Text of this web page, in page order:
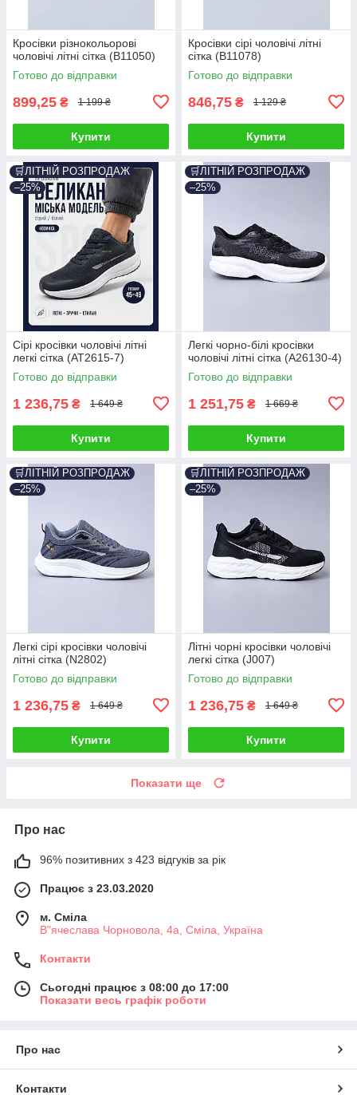
Кросівки різнокольорові
чоловічі літні сітка (B11050)
Готово до відправки
899,25 ₴ 1 199 ₴
Купити
Кросівки сірі чоловічі літні
сітка (B11078)
Готово до відправки
846,75 ₴ 1 129 ₴
Купити
🛒ЛІТНІЙ РОЗПРОДАЖ
–25%
Сірі кросівки чоловічі літні
легкі сітка (AT2615-7)
Готово до відправки
1 236,75 ₴ 1 649 ₴
Купити
🛒ЛІТНІЙ РОЗПРОДАЖ
–25%
Легкі чорно-білі кросівки
чоловічі літні сітка (A26130-4)
Готово до відправки
1 251,75 ₴ 1 669 ₴
Купити
🛒ЛІТНІЙ РОЗПРОДАЖ
–25%
Легкі сірі кросівки чоловічі
літні сітка (N2802)
Готово до відправки
1 236,75 ₴ 1 649 ₴
Купити
🛒ЛІТНІЙ РОЗПРОДАЖ
–25%
Літні чорні кросівки чоловічі
легкі сітка (J007)
Готово до відправки
1 236,75 ₴ 1 649 ₴
Купити
Показати ще
Про нас
96% позитивних з 423 відгуків за рік
Працює з 23.03.2020
м. Сміла
В"ячеслава Чорновола, 4а, Сміла, Україна
Контакти
Сьогодні працює з 08:00 до 17:00
Показати весь графік роботи
Про нас
Контакти